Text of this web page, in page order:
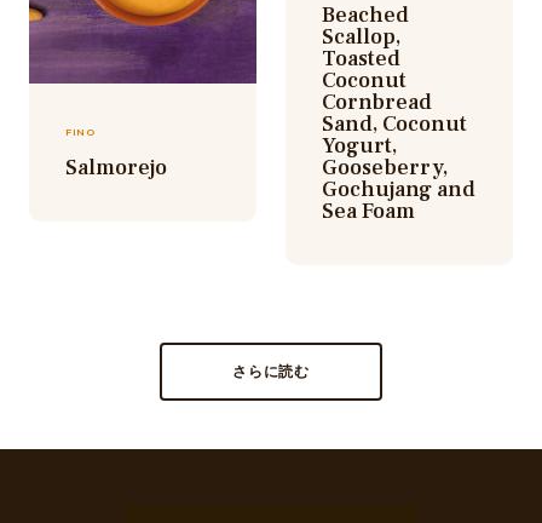
Beached
Scallop,
Toasted
Coconut
Cornbread
Sand, Coconut
Yogurt,
Gooseberry,
Gochujang and
Sea Foam
FINO
Salmorejo
さらに読む